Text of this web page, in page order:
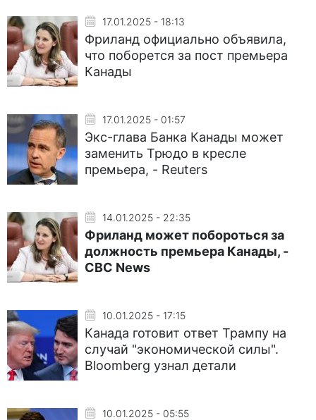
17.01.2025 - 18:13
Фриланд официально объявила,
что поборется за пост премьера
Канады
17.01.2025 - 01:57
Экс-глава Банка Канады может
заменить Трюдо в кресле
премьера, - Reuters
14.01.2025 - 22:35
Фриланд может побороться за
должность премьера Канады, -
CBC News
10.01.2025 - 17:15
Канада готовит ответ Трампу на
случай "экономической силы".
Bloomberg узнал детали
10.01.2025 - 05:55